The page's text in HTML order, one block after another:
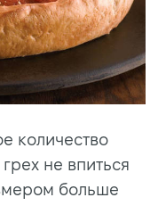
количество
не впиться
больше